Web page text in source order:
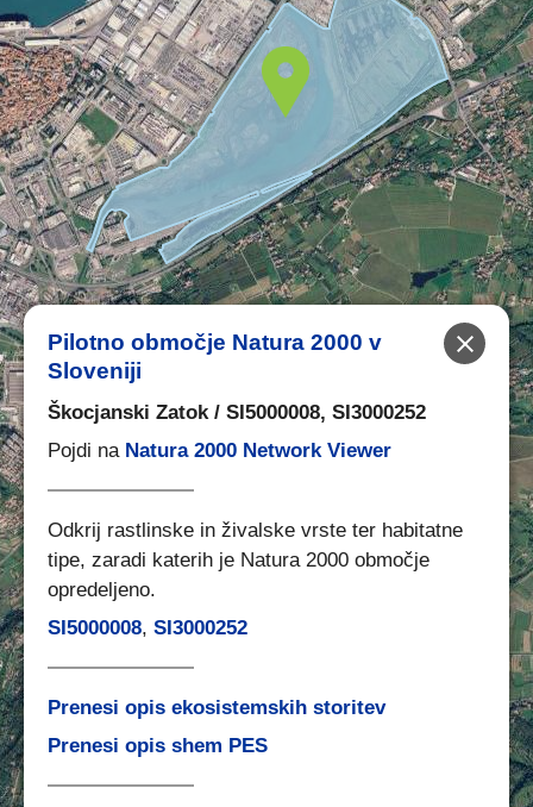
ZAPRI
Pilotno območje Natura 2000 v
Sloveniji
Škocjanski Zatok / SI5000008, SI3000252
Pojdi na Natura 2000 Network Viewer
Odkrij rastlinske in živalske vrste ter habitatne
tipe, zaradi katerih je Natura 2000 območje
opredeljeno.
SI5000008, SI3000252
Prenesi opis ekosistemskih storitev
Prenesi opis shem PES